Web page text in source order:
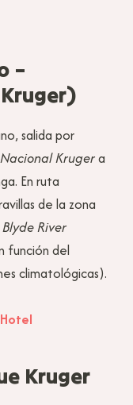
–
salida por
Krugera
En ruta
de la zona
Blyde River
función del
climatológicas).
Kruger